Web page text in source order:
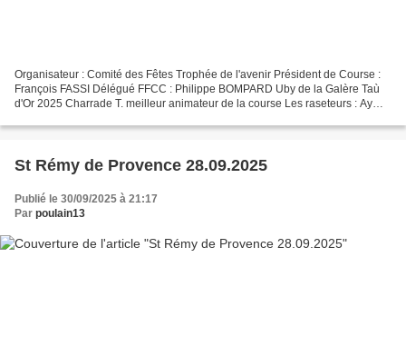
Organisateur : Comité des Fêtes Trophée de l'avenir Président de Course :
François FASSI Délégué FFCC : Philippe BOMPARD Uby de la Galère Taù
d'Or 2025 Charrade T. meilleur animateur de la course Les raseteurs : Ayme,
St Rémy de Provence 28.09.2025
Publié le 30/09/2025 à 21:17
Par poulain13